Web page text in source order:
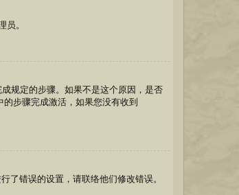
员。
规定的步骤。如果不是这个原因，是否
步骤完成激活，如果您没有收到
了错误的设置，请联络他们修改错误。